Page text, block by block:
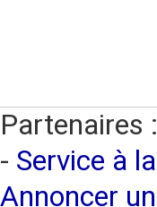
Partenaires :
- Service à
Annoncer